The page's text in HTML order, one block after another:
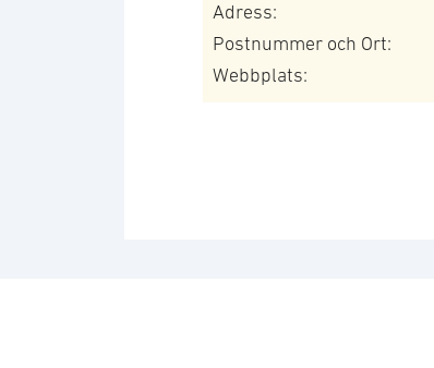
Adress:
Postnummer och Ort:
Webbplats: